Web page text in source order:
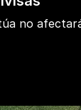
no